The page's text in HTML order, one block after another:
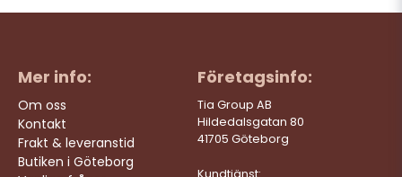
Mer info:
Om oss
Kontakt
Frakt & leveranstid
Butiken i Göteborg
Företagsinfo:
Tia Group AB
Hildedalsgatan 80
41705 Göteborg
Kundtjänst: